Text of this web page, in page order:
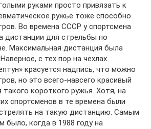
руками просто привязать к
ружье тоже способно
Во времена СССР у спортсмена
дистанции для стрельбы по
Максимальная дистанция была
с тех пор на чехлах
красуется надпись, что можно
но это всего-навсего красивый
короткого ружья. Хотя, на
спортсменов в те времена были
на такую дистанцию. Самым
было, когда в 1988 году на